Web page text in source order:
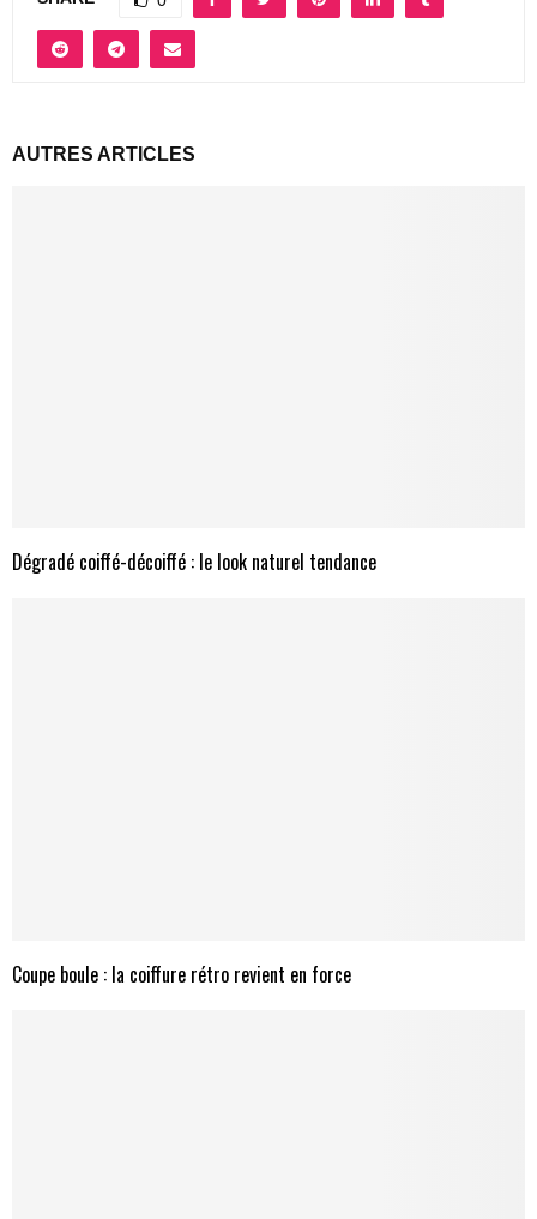
AUTRES ARTICLES
Dégradé coiffé-décoiffé : le look naturel tendance
Coupe boule : la coiffure rétro revient en force